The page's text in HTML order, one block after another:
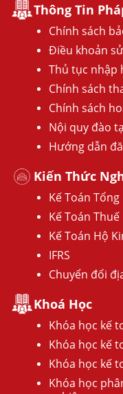
Thông Tin
Chính sách
Điều khoản
Thủ tục nhập
Chính sách
Chính sách
Nội quy đào
Hướng dẫn
Kiến Thức
Kế Toán
Kế Toán Thuế
Kế Toán Hộ
IFRS
Chuyển đổi
Khoá Học
Khóa học kế
Khóa học kế
Khóa học kế
Khóa học